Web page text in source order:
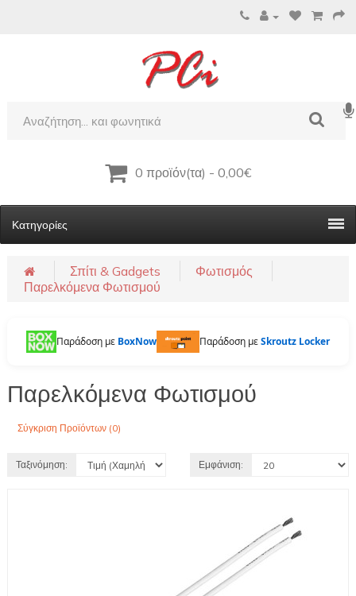
0 προϊόν(τα) - 0,00€
Κατηγορίες
Σπίτι & Gadgets
Φωτισμός
Παρελκόμενα Φωτισμού
Παράδοση με BoxNow Παράδοση μεSkroutz Locker
Παρελκόμενα Φωτισμού
Σύγκριση Προϊόντων (0)
Ταξινόμηση: Εμφάνιση: